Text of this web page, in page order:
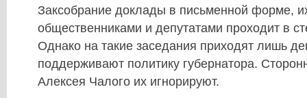
Заксобрание доклады в письменной форме,
общественниками и депутатами проходит в
Однако на такие заседания приходят лишь
поддерживают политику губернатора.
Алексея Чалого их игнорируют.